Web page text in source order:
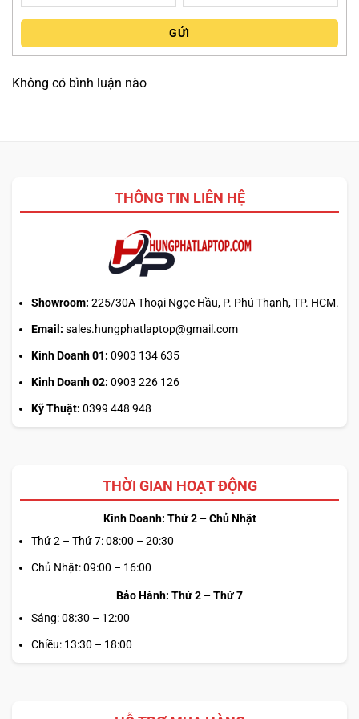
Song song với đó,Touchpadcủa máy có diện tích rộng, độ
nhạy cao và hỗ trợ đa chạm, giúp điều hướng mượt mà mà
không cần tới chuột rời. Tích hợp đầy đủ các nút click vật
năng thao tác linh hoạt, chính xác trong mọi tác vụ từ kéo
ĐỘ BỀN CHUẨN QUÂN ĐỘI & BẢO MẬT
HP ZBook Power 16 inch G11được thiết kế để đáp ứng
trường làm việc chuyên nghiệp. Thiết bị này vượt qua hàng
loạt bài kiểm tra theo tiêu chuẩn
chứng minh khả năng chống chịu va đập, bụi bẩn, nhiệt độ
khắc nghiệt và độ ẩm cao. Đây là yếu tố quan trọng giúp
hỏng bất ngờ là điểm cộng lớn cho các lĩnh vực đòi hỏi
tính ổn định và độ tin cậy caonhư kỹ thuật công trình, sản
xuất công nghiệp hay sáng tạo nội dung đa phương tiện.
GỬI
Không có bình luận nào
THÔNG TIN LIÊN HỆ
Showroom: 225/30A Thoại Ngọc Hầu, P. Phú Thạnh, TP. HCM.
Email: sales.hungphatlaptop@gmail.com
Kinh Doanh 01: 0903 134 635
Kinh Doanh 02: 0903 226 126
Kỹ Thuật: 0399 448 948
THỜI GIAN HOẠT ĐỘNG
Kinh Doanh: Thứ 2 – Chủ Nhật
Thứ 2 – Thứ 7: 08:00 – 20:30
Chủ Nhật: 09:00 – 16:00
Bảo Hành: Thứ 2 – Thứ 7
Sáng: 08:30 – 12:00
Chiều: 13:30 – 18:00